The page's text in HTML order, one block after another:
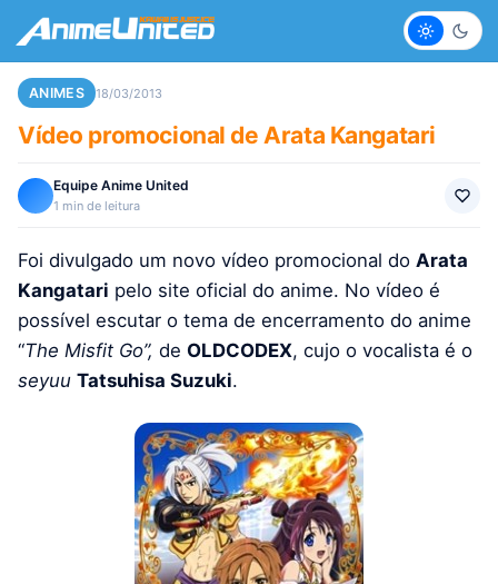
Claro
ANIMES 18/03/2013
Vídeo promocional de Arata Kangatari
Equipe Anime United
1 min de leitura
Foi divulgado um novo vídeo promocional do Arata
Kangatari pelo site oficial do anime. No vídeo é
possível escutar o tema de encerramento do anime
“The Misfit Go”, de OLDCODEX, cujo o vocalista é o
seyuu Tatsuhisa Suzuki.